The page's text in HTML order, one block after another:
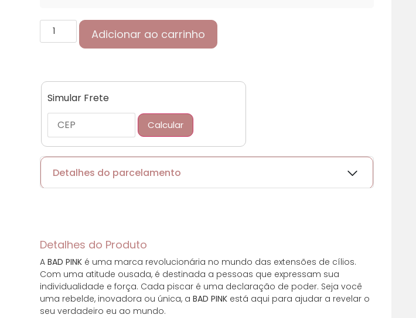
Adicionar ao carrinho
Simular Frete
Calcular
Detalhes do parcelamento
Parcelas:
1x deR$63,22sem juros R$63,22
Detalhes do Produto
A BAD PINK é uma marca revolucionária no mundo das extensões de cílios.
Com uma atitude ousada, é destinada a pessoas que expressam sua
individualidade e força. Cada piscar é uma declaração de poder. Seja você
uma rebelde, inovadora ou única, a BAD PINK está aqui para ajudar a revelar o
seu verdadeiro eu ao mundo.